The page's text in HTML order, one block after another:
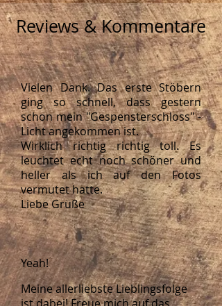
Reviews & Kommentare
Vielen Dank. Das erste Stöbern
ging so schnell, dass gestern
schon mein "Gespensterschloss" -
Licht angekommen ist.
Wirklich richtig richtig toll. Es
leuchtet echt noch schöner und
heller als ich auf den Fotos
vermutet hatte.
Liebe Grüße
Yeah!
Meine allerliebste Lieblingsfolge